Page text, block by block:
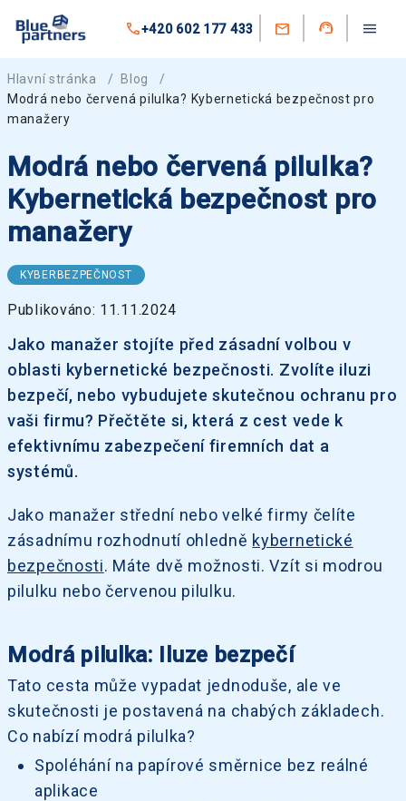
+420 602 177 433
Hlavní stránka / Blog
/
Modrá nebo červená pilulka? Kybernetická bezpečnost pro
manažery
Modrá nebo červená pilulka?
Kybernetická bezpečnost pro
manažery
KYBERBEZPEČNOST
Publikováno: 11.11.2024
Jako manažer stojíte před zásadní volbou v
oblasti kybernetické bezpečnosti. Zvolíte iluzi
bezpečí, nebo vybudujete skutečnou ochranu pro
vaši firmu? Přečtěte si, která z cest vede k
efektivnímu zabezpečení firemních dat a
systémů.
Jako manažer střední nebo velké firmy čelíte
zásadnímu rozhodnutí ohledně kybernetické
bezpečnosti. Máte dvě možnosti. Vzít si modrou
pilulku nebo červenou pilulku.
Modrá pilulka: Iluze bezpečí
Tato cesta může vypadat jednoduše, ale ve
skutečnosti je postavená na chabých základech.
Co nabízí modrá pilulka?
Spoléhání na papírové směrnice bez reálné
aplikace